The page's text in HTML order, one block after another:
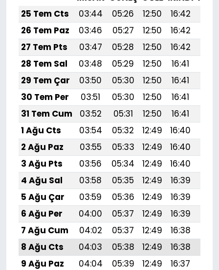
25 Tem Cts
03:44 05:26 12:50 16:42
26 Tem Paz
03:46 05:27 12:50 16:42
27 Tem Pts
03:47 05:28 12:50 16:42
28 Tem Sal
03:48 05:29 12:50 16:41
29 Tem Çar
03:50 05:30 12:50 16:41
30 Tem Per
03:51 05:30 12:50 16:41
31 Tem Cum
03:52 05:31 12:50 16:41
1 Ağu Cts
03:54 05:32 12:49 16:40
2 Ağu Paz
03:55 05:33 12:49 16:40
3 Ağu Pts
03:56 05:34 12:49 16:40
4 Ağu Sal
03:58 05:35 12:49 16:39
5 Ağu Çar
03:59 05:36 12:49 16:39
6 Ağu Per
04:00 05:37 12:49 16:39
7 Ağu Cum
04:02 05:37 12:49 16:38
8 Ağu Cts
04:03 05:38 12:49 16:38
9 Ağu Paz
04:04 05:39 12:49 16:37